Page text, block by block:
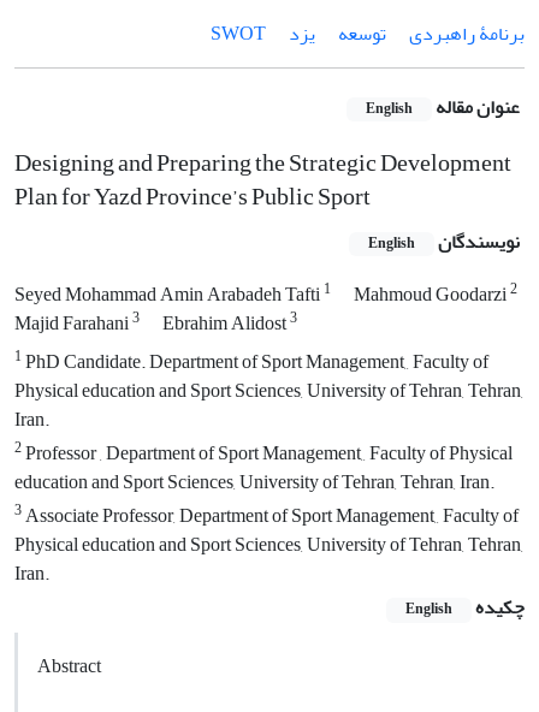
برنامۀ راهبردی
توسعه یزد SWOT
عنوان مقاله English
Designing and Preparing the Strategic Development
Plan for Yazd Province’s Public Sport
نویسندگان English
Seyed Mohammad Amin Arabadeh Tafti1 Mahmoud Goodarzi2
Majid Farahani3 Ebrahim Alidost3
1PhD Candidate. Department of Sport Management,, Faculty of
Physical education and Sport Sciences, University of Tehran, Tehran,
Iran.
2Professor , Department of Sport Management,, Faculty of Physical
education and Sport Sciences, University of Tehran, Tehran, Iran.
3Associate Professor, Department of Sport Management,, Faculty of
Physical education and Sport Sciences, University of Tehran, Tehran,
Iran.
چکیده
English
Abstract